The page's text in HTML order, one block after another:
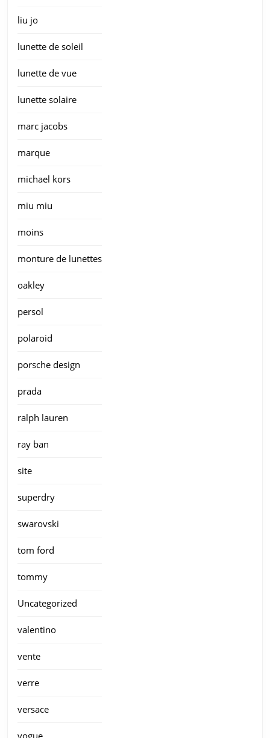
liu jo
lunette de soleil
lunette de vue
lunette solaire
marc jacobs
marque
michael kors
miu miu
moins
monture de lunettes
oakley
persol
polaroid
porsche design
prada
ralph lauren
ray ban
site
superdry
swarovski
tom ford
tommy
Uncategorized
valentino
vente
verre
versace
vogue